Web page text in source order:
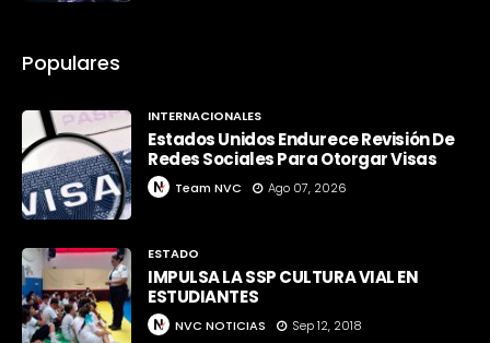
Populares
INTERNACIONALES
Estados Unidos Endurece Revisión De
Redes Sociales Para Otorgar Visas
Team NVC Ago 07, 2026
ESTADO
IMPULSA LA SSP CULTURA VIAL EN
ESTUDIANTES
NVC NOTICIAS Sep 12, 2018